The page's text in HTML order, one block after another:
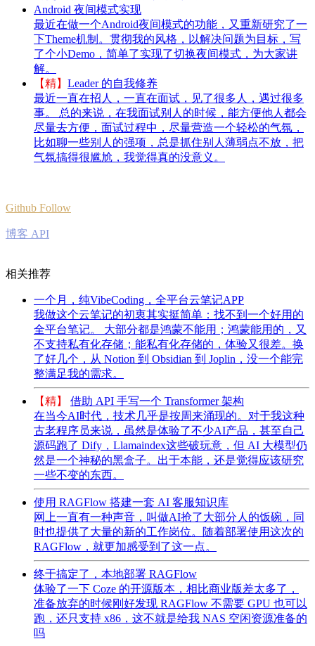
Android 夜间模式实现
最近在做一个Android夜间模式的功能，又重新研究了一
下Theme机制。贯彻我的风格，以解决问题为目标，写
了个小Demo，简单了实现了切换夜间模式，为大家讲
解。
【精】 Leader 的自我修养
最近一直在招人，一直在面试，见了很多人，遇过很多
事。 总的来说，在我面试别人的时候，能方便他人都会
尽量去方便，面试过程中，尽量营造一个轻松的气氛，
比如聊一些别人的强项，总是抓住别人薄弱点不放，把
气氛搞得很尴尬，我觉得真的没意义。
Github Follow
博客 API
相关推荐
一个月，纯VibeCoding，全平台云笔记APP
我做这个云笔记的初衷其实挺简单：找不到一个好用的
全平台笔记。 大部分都是鸿蒙不能用；鸿蒙能用的，又
不支持私有化存储；能私有化存储的，体验又很差。换
了好几个，从 Notion 到 Obsidian 到 Joplin，没一个能完
整满足我的需求。
【精】
借助 API 手写一个 Transformer 架构
在当今AI时代，技术几乎是按周来涌现的。对于我这种
古老程序员来说，虽然是体验了不少AI产品，甚至自己
源码跑了 Dify，Llamaindex这些破玩意，但 AI 大模型仍
然是一个神秘的黑盒子。出于本能，还是觉得应该研究
一些不变的东西。
使用 RAGFlow 搭建一套 AI 客服知识库
网上一直有一种声音，叫做AI抢了大部分人的饭碗，同
时也提供了大量的新的工作岗位。随着部署使用这次的
RAGFlow，就更加感受到了这一点。
终于搞定了，本地部署 RAGFlow
体验了一下 Coze 的开源版本，相比商业版差太多了，
准备放弃的时候刚好发现 RAGFlow 不需要 GPU 也可以
跑，还只支持 x86，这不就是给我 NAS 空闲资源准备的
吗